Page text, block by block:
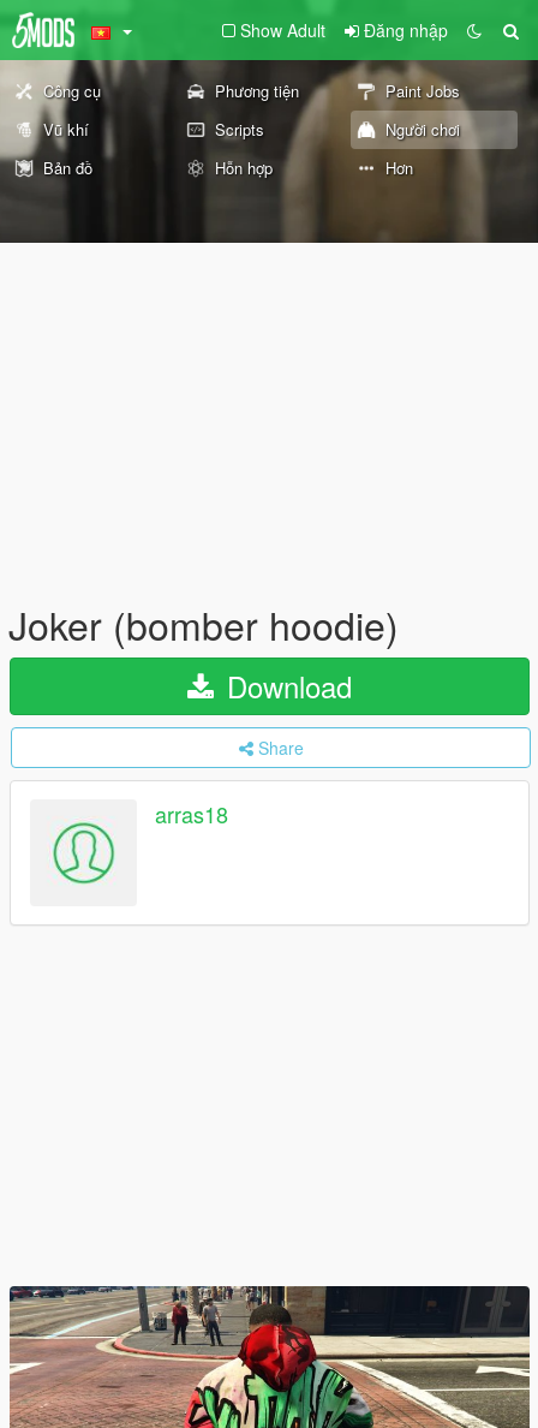
Show Adult Đăng nhập
Công cụ Phương tiện
Paint Jobs
Vũ khí
Scripts
Người chơi
Bản đồ
Hỗn hợp Hơn
Joker (bomber hoodie)
Download
Share
arras18